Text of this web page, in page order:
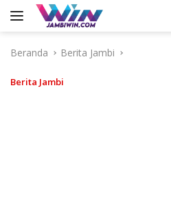
Langsung
Beranda
Berita Jambi
Berita Jambi